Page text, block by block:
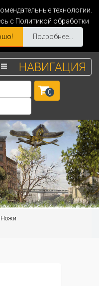
технологии.
с Политикой обработки
Подробнее...
НАВИГАЦИЯ
0
Ножи